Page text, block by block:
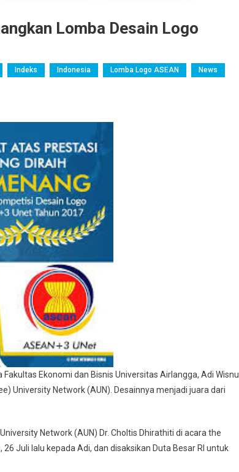
Lomba Desain Logo
Indeks Indonesia Lomba Logo ASEAN
News
Ekonomi dan Bisnis Universitas Airlangga, Adi Wisnu
University Network (AUN). Desainnya menjadi juara dari
Network (AUN) Dr. Choltis Dhirathiti di acara the
Juli lalu kepada Adi, dan disaksikan Duta Besar RI untuk